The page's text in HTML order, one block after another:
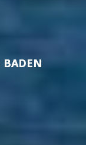
BADEN